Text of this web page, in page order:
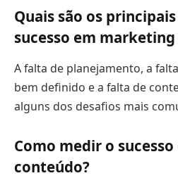
Quais são os
sucesso em
A falta de planejamento, a
bem definido e a falta de
alguns dos desafios mais
Como medir o
conteúdo?